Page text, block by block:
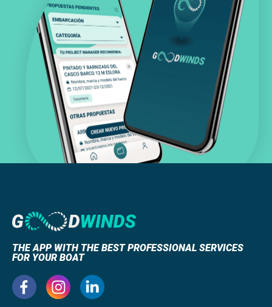
THE APP WITH THE BEST PROFESSIONAL SERVICES
FOR YOUR BOAT